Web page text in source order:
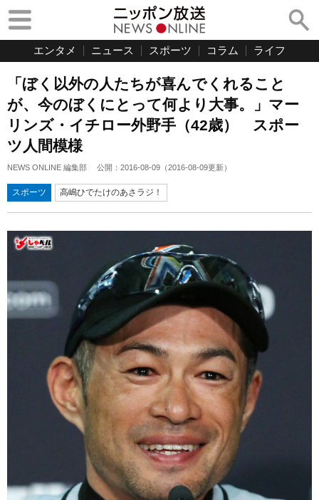
エンタメ ニュース スポーツ コラム ライフ
「ぼく以外の人たちが喜んでくれること
が、今のぼくにとって何より大事。」マー
リンズ・イチロー外野手（42歳） スポー
ツ人間模様
NEWS ONLINE 編集部 公開： 2016-08-09 （2016-08-09更新）
スポーツ 高嶋ひでたけのあさラジ！